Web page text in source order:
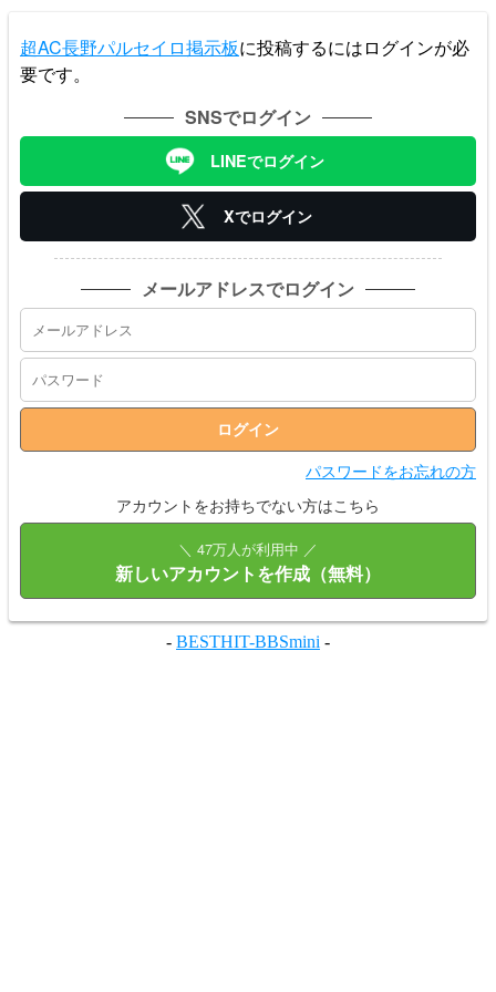
超AC長野パルセイロ掲示板に投稿するにはログインが必
要です。
SNSでログイン
LINEでログイン
Xでログイン
メールアドレスでログイン
パスワードをお忘れの方
アカウントをお持ちでない方はこちら
＼ 47万人が利用中 ／
新しいアカウントを作成（無料）
- BESTHIT-BBSmini -